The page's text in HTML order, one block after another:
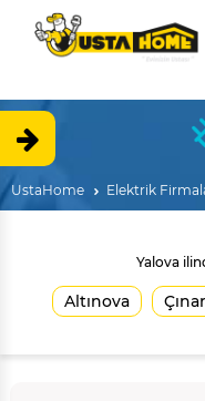
UstaHome Elektrik
Yalova
Altınova